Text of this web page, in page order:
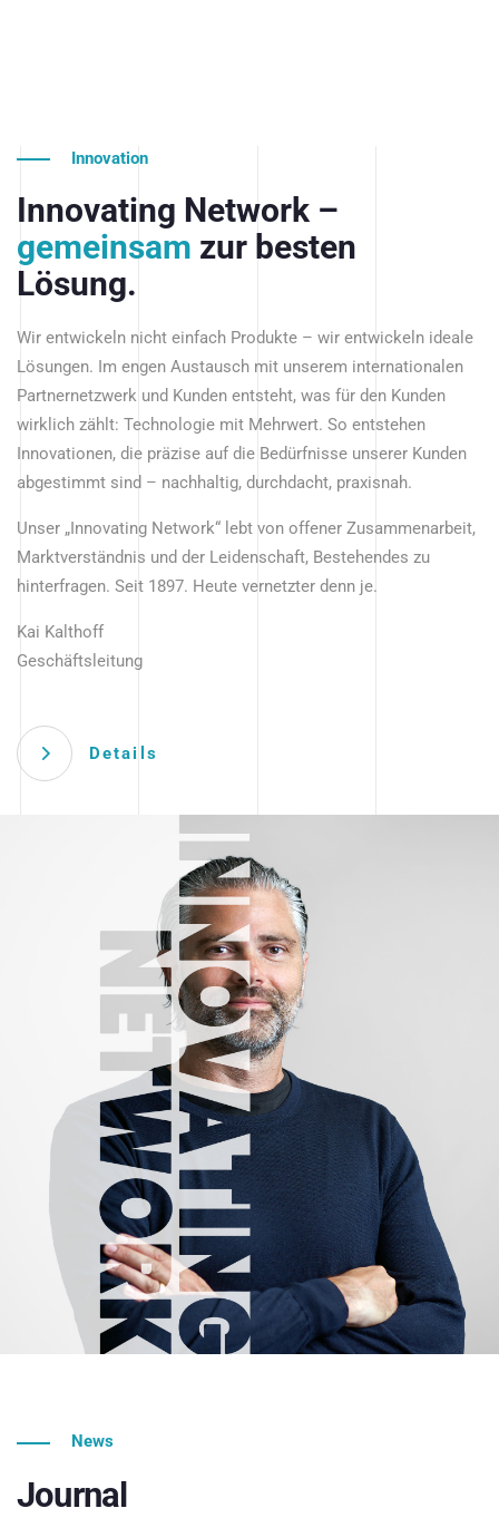
Innovation
Innovating Network –
gemeinsam zur besten
Lösung.
Wir entwickeln nicht einfach Produkte – wir entwickeln ideale
Lösungen. Im engen Austausch mit unserem internationalen
Partnernetzwerk und Kunden entsteht, was für den Kunden
wirklich zählt: Technologie mit Mehrwert. So entstehen
Innovationen, die präzise auf die Bedürfnisse unserer Kunden
abgestimmt sind – nachhaltig, durchdacht, praxisnah.
Unser „Innovating Network“ lebt von offener Zusammenarbeit,
Marktverständnis und der Leidenschaft, Bestehendes zu
hinterfragen. Seit 1897. Heute vernetzter denn je.
Kai Kalthoff
Geschäftsleitung
Details
News
Journal